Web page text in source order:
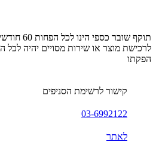
תוקף
הפקתו
קישור לרשימת הסניפים
03-6992122
לאתר